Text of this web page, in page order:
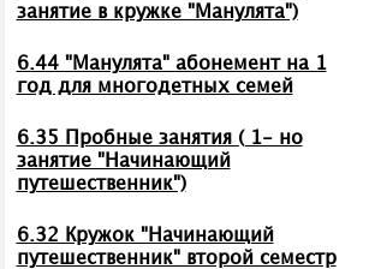
занятие в кружке "Манулята")
6.44 "Манулята" абонемент на 1
год для многодетных семей
6.35 Пробные занятия ( 1- но
занятие "Начинающий
путешественник")
6.32 Кружок "Начинающий
путешественник" второй семестр